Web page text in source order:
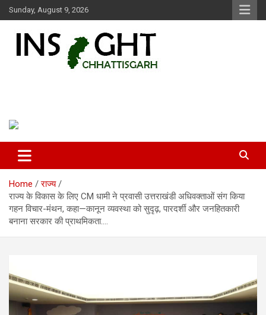
Skip
to
Sunday, August 9, 2026
Home
राज्य
राज्य के विकास के लिए CM धामी ने प्रवासी उत्तराखंडी अधिवक्ताओं संग किया
गहन विचार-मंथन, कहा—कानून व्यवस्था को सुदृढ़, पारदर्शी और जनहितकारी
बनाना सरकार की प्राथमिकता….